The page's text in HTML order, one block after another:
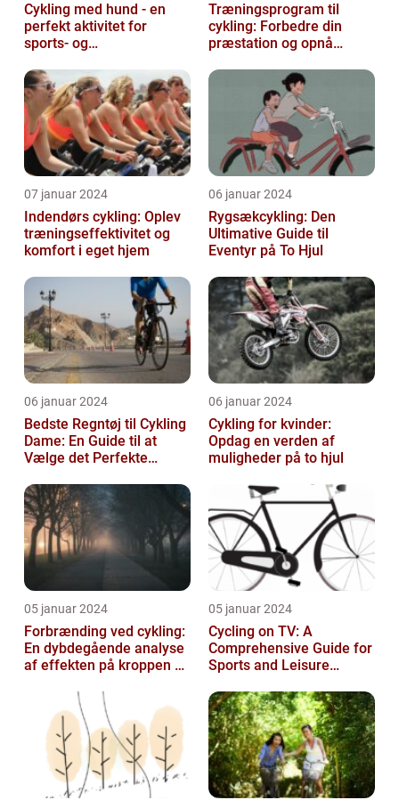
Cykling med hund - en
perfekt aktivitet for
sports- og
Træningsprogram til
cykling: Forbedre din
præstation og opnå
07 januar 2024
Indendørs cykling: Oplev
træningseffektivitet og
komfort i eget hjem
06 januar 2024
Rygsækcykling: Den
Ultimative Guide til
Eventyr på To Hjul
06 januar 2024
Bedste Regntøj til Cykling
Dame: En Guide til at
Vælge det Perfekte
unde...
06 januar 2024
Cykling for kvinder:
Opdag en verden af
muligheder på to hjul
05 januar 2024
Forbrænding ved cykling:
En dybdegående analyse
af effekten på kroppen og
05 januar 2024
Cycling on TV: A
Comprehensive Guide for
Sports and Leisure